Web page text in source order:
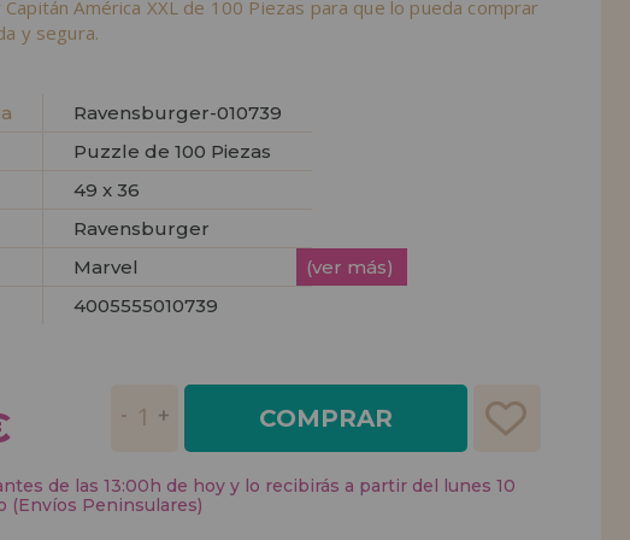
América XXL de 100 Piezas para que lo pueda comprar
y segura.
Ravensburger-010739
Puzzle de 100 Piezas
49 x 36
Ravensburger
Marvel
(ver más)
4005555010739
COMPRAR
de las 13:00h de hoy y lo recibirás a partir del lunes 10
(Envíos Peninsulares)